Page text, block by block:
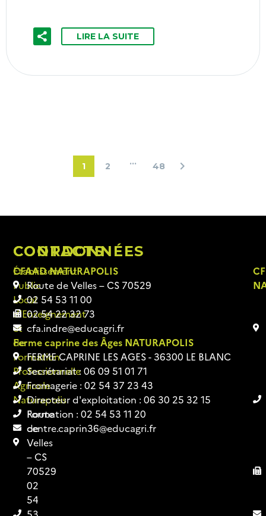
LIRE LA SUITE
1 2 … 48
COORDONNÉES
Établissement
Public
Local
d’Enseignement
et
de
Formation
Professionnelle
Agricole
Naturapolis​
Route
de
Velles
– CS
70529
02
54
CONTACTS
CFAAD NATURAPOLIS
Route de Velles – CS 70529
02 54 53 11 00
02 54 22 32 73
cfa.indre@educagri.fr
Ferme caprine des Âges NATURAPOLIS
FERME CAPRINE LES AGES - 36300 LE BLANC
Secrétariat : 06 09 51 01 71
Fromagerie : 02 54 37 23 43
Directeur d'exploitation : 06 30 25 32 15
Formation : 02 54 53 11 20
centre.caprin36@educagri.fr